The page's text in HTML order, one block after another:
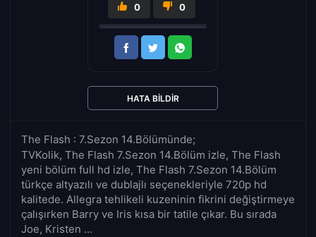
The Flash : 7.Sezon 14.Bölümünde;
TVKolik, The Flash 7.Sezon 14.Bölüm izle, The Flash
yeni bölüm full hd izle, The Flash 7.Sezon 14.Bölüm
türkçe altyazılı ve dublajlı seçenekleriyle 720p hd
kalitede. Allegra tehlikeli kuzeninin fikrini değiştirmeye
çalışırken Barry ve Iris kısa bir tatile çıkar. Bu sırada
Joe, Kristen ...
0 0
HATA BILDIR